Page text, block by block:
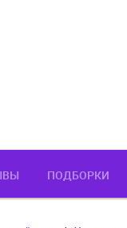
ПОДБОРКИ